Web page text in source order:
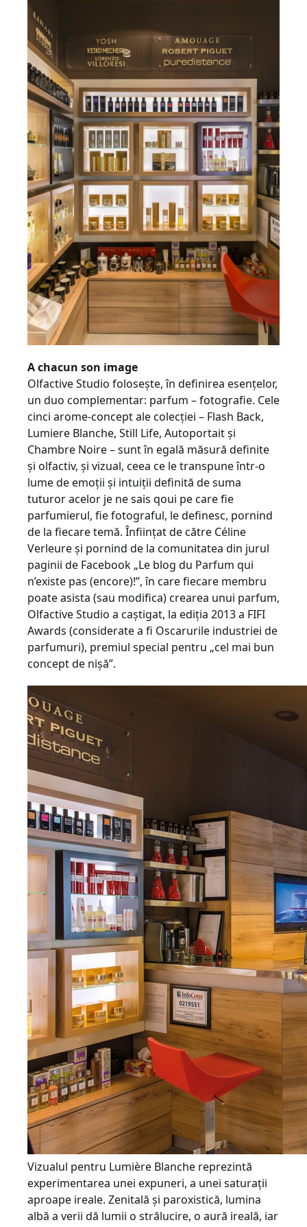
A chacun son image
Olfactive Studio foloseşte, în definirea esenţelor,
un duo complementar: parfum – fotografie. Cele
cinci arome-concept ale colecţiei – Flash Back,
Lumiere Blanche, Still Life, Autoportait şi
Chambre Noire – sunt în egală măsură definite
şi olfactiv, şi vizual, ceea ce le transpune într-o
lume de emoţii şi intuiţii definită de suma
tuturor acelor je ne sais qoui pe care fie
parfumierul, fie fotograful, le definesc, pornind
de la fiecare temă. Înfiinţat de către Céline
Verleure şi pornind de la comunitatea din jurul
paginii de Facebook „Le blog du Parfum qui
n’existe pas (encore)!”, în care fiecare membru
poate asista (sau modifica) crearea unui parfum,
Olfactive Studio a caştigat, la ediţia 2013 a FIFI
Awards (considerate a fi Oscarurile industriei de
parfumuri), premiul special pentru „cel mai bun
concept de nişă”.
Vizualul pentru Lumière Blanche reprezintă
experimentarea unei expuneri, a unei saturaţii
aproape ireale. Zenitală şi paroxistică, lumina
albă a verii dă lumii o strălucire, o aură ireală, iar